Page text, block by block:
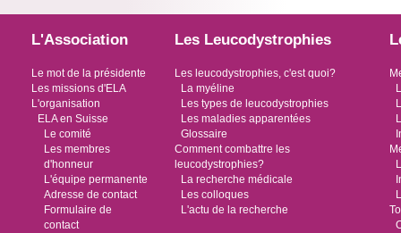
L'Association
Le mot de la présidente
Les missions d'ELA
L'organisation
ELA en Suisse
Le comité
Les membres
d'honneur
L'équipe permanente
Adresse de contact
Formulaire de
contact
Les Leucodystrophies
Les leucodystrophies, c'est quoi?
La myéline
Les types de leucodystrophies
Les maladies apparentées
Glossaire
Comment combattre les
leucodystrophies?
La recherche médicale
Les colloques
L'actu de la recherche